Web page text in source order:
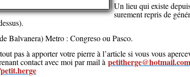
Un lieu qui existe
surement repris de
Balvanera) Metro : Congreso ou Pasco.
pas à apporter votre pierre à l’article si vous vous
contact avec moi par mail à petitherge@hotmail.com